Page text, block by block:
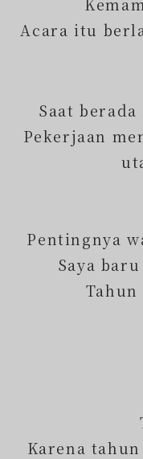
Acara itu
Saat
Pekerjaan
Pentingnya
Saya
Karena